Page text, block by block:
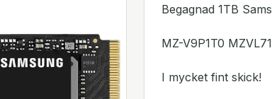
Begagnad 1TB
MZ-V9P1T0
I mycket fint skick!